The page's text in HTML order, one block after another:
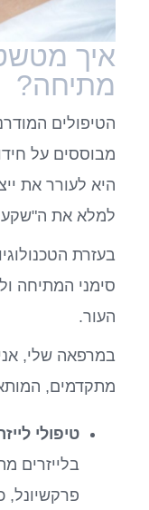
איך
מתיחה?
הטיפולים
מבוססים על
היא לעורר את
למלא את
בעזרת
סימני המתיחה
העור.
במרפאה שלי,
מתקדמים,
טיפולי
בלייזרים
פרקשיונל,